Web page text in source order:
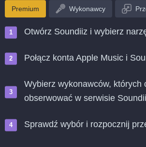
Premium Wykonawcy
Otwórz Soundiiz i wybierz
Połącz konta Apple Music i
Wybierz wykonawców, których
obserwować w serwisie
Sprawdź wybór i rozpocznij